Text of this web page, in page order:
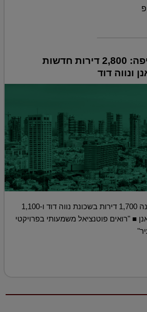
פינוי-בינוי בחיפה: 2,800 דירות חדשות
ונווה דוד
חברת בוני התיכון תבנה 1,700 דירות בשכונת נווה דוד ו-1,100
■ "רואים פוטנציאל משמעותי בפרויקטי